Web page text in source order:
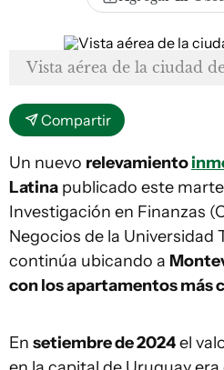
Vista aérea de la ciudad
Compartir
Un nuevo relevamiento
Latina publicado este
Investigación en Finanzas
Negocios de la Universidad
continúa ubicando a
con los apartamentos más
En setiembre de 2024el